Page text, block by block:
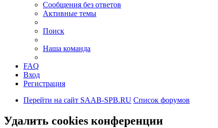
Сообщения без ответов
Активные темы
Поиск
Наша команда
FAQ
Вход
Регистрация
Перейти на сайт SAAB-SPB.RU Список форумов
Удалить cookies конференции